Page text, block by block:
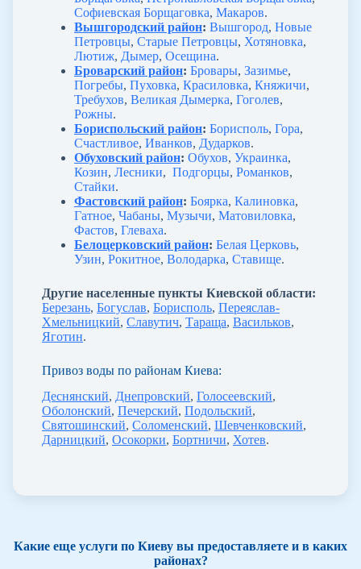
Софиевская Борщаговка, Макаров.
Вышгородский район: Вышгород, Новые
Петровцы, Старые Петровцы, Хотяновка,
Лютиж, Дымер, Осещина.
Броварский район: Бровары, Зазимье,
Погребы, Пуховка, Красиловка, Княжичи,
Требухов, Великая Дымерка, Гоголев,
Рожны.
Бориспольский район: Борисполь, Гора,
Счастливое, Иванков, Дударков.
Обуховский район: Обухов, Украинка,
Козин, Лесники, Подгорцы, Романков,
Стайки.
Фастовский район: Боярка, Калиновка,
Гатное, Чабаны, Музычи, Матовиловка,
Фастов, Глеваха.
Белоцерковский район: Белая Церковь,
Узин, Рокитное, Володарка, Ставище.
Другие населенные пункты Киевской области:
Березань, Богуслав, Борисполь, Переяслав-
Хмельницкий, Славутич, Тараща, Васильков,
Яготин.
Привоз воды по районам Киева:
Деснянский, Днепровский, Голосеевский,
Оболонский, Печерский, Подольский,
Святошинский, Соломенский, Шевченковский,
Дарницкий, Осокорки, Бортничи, Хотев.
Какие еще услуги по Киеву вы предоставляете и в каких
районах?